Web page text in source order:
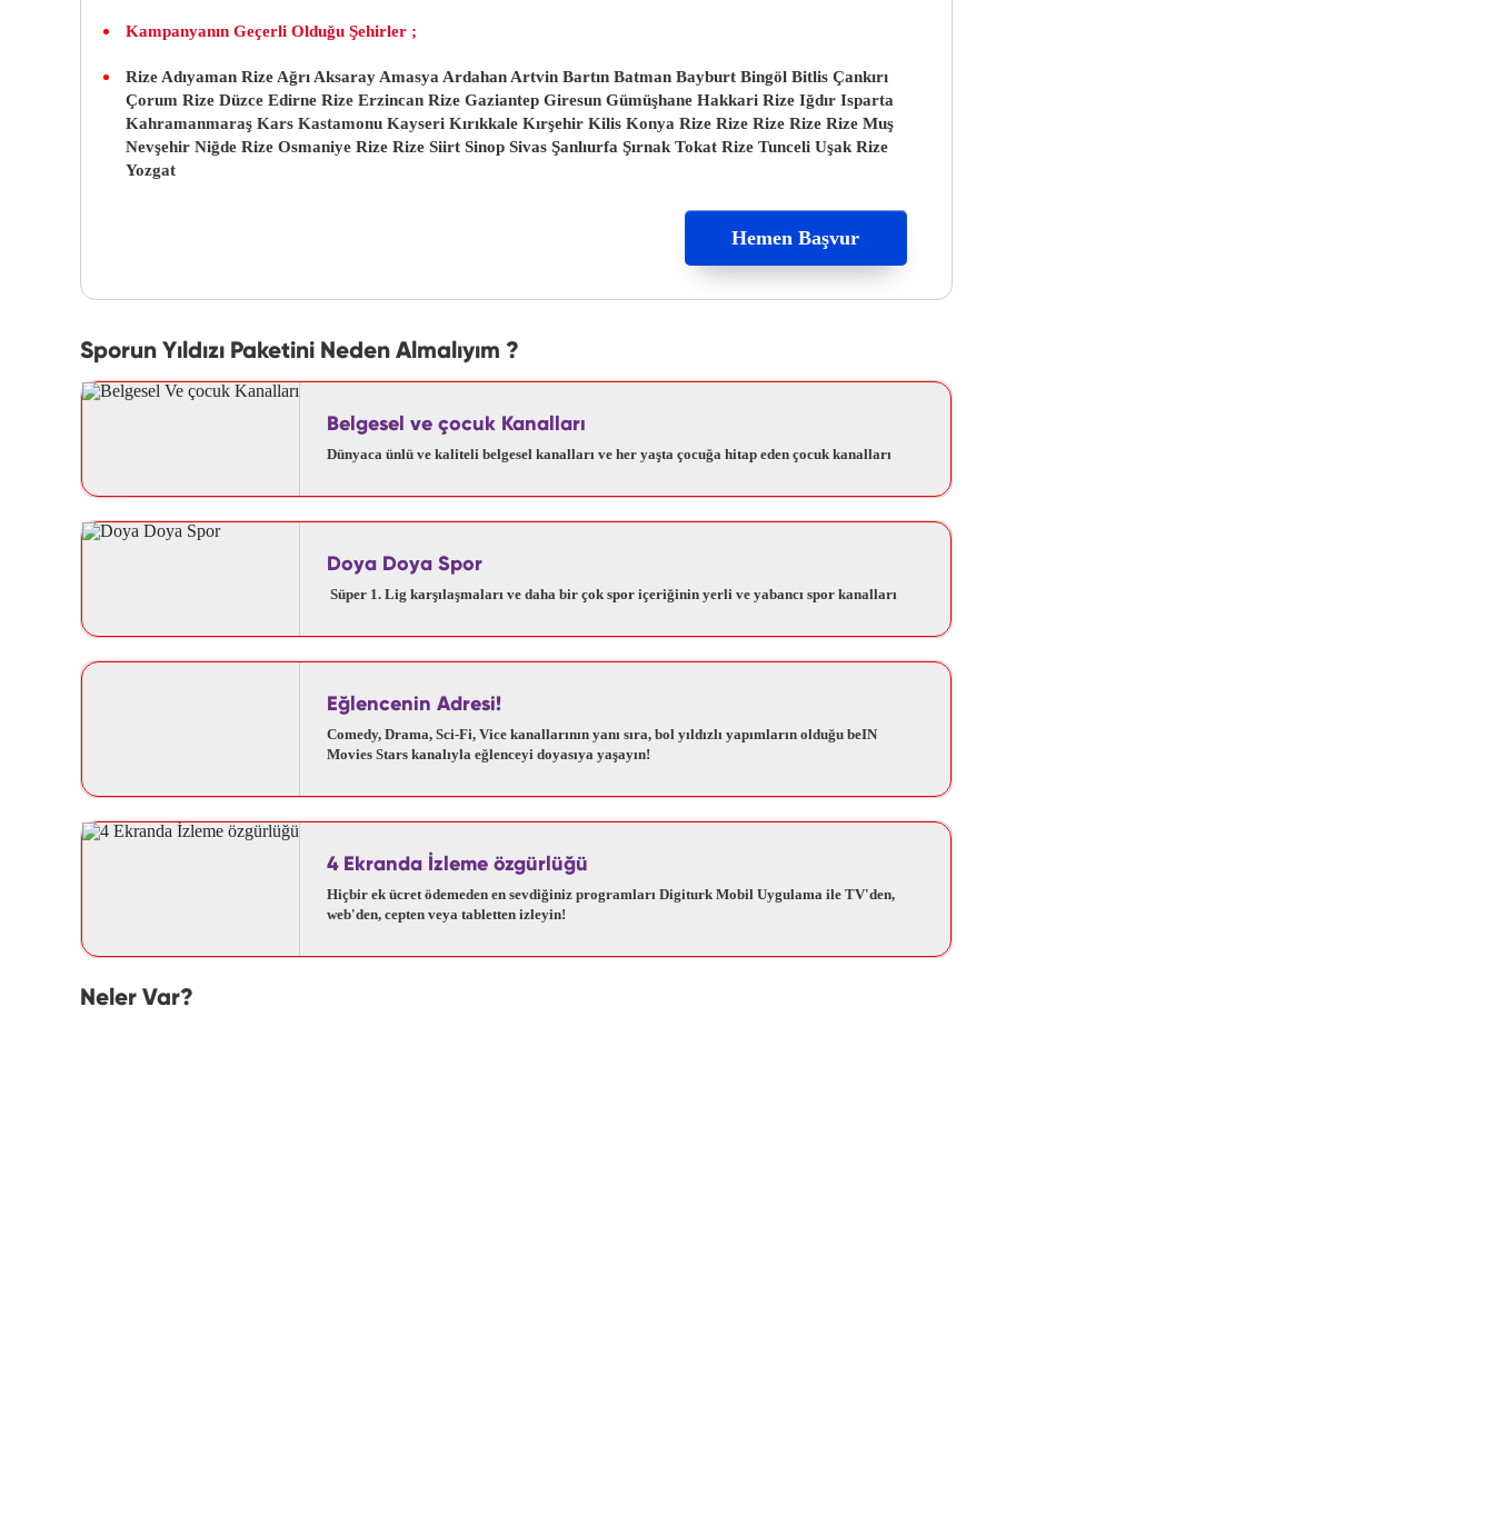
Kampanyanın Geçerli Olduğu Şehirler ;
Rize Adıyaman Rize Ağrı Aksaray Amasya Ardahan Artvin Bartın Batman Bayburt Bingöl Bitlis Çankırı
Çorum Rize Düzce Edirne Rize Erzincan Rize Gaziantep Giresun Gümüşhane Hakkari Rize Iğdır Isparta
Kahramanmaraş Kars Kastamonu Kayseri Kırıkkale Kırşehir Kilis Konya Rize Rize Rize Rize Rize Muş
Nevşehir Niğde Rize Osmaniye Rize Rize Siirt Sinop Sivas Şanlıurfa Şırnak Tokat Rize Tunceli Uşak Rize
Yozgat
Hemen Başvur
Sporun Yıldızı Paketini Neden Almalıyım ?
Belgesel ve çocuk Kanalları
Dünyaca ünlü ve kaliteli belgesel kanalları ve her yaşta çocuğa hitap eden çocuk kanalları
Doya Doya Spor
Süper 1. Lig karşılaşmaları ve daha bir çok spor içeriğinin yerli ve yabancı spor kanalları
Eğlencenin Adresi!
Comedy, Drama, Sci-Fi, Vice kanallarının yanı sıra, bol yıldızlı yapımların olduğu beIN
Movies Stars kanalıyla eğlenceyi doyasıya yaşayın!
4 Ekranda İzleme özgürlüğü
Hiçbir ek ücret ödemeden en sevdiğiniz programları Digiturk Mobil Uygulama ile TV'den,
web'den, cepten veya tabletten izleyin!
Neler Var?